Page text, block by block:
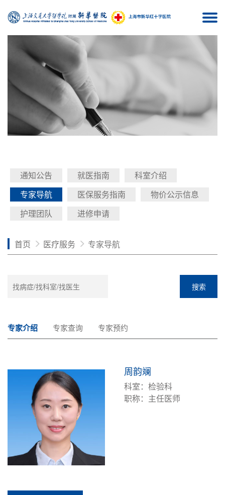
通知公告 就医指南
科室介绍
专家导航
医保服务指南
物价公示信息
护理团队
进修申请
首页 医疗服务 专家导航
搜索
专家介绍 专家查询 专家预约
周韵斓
科室：检验科
职称：主任医师